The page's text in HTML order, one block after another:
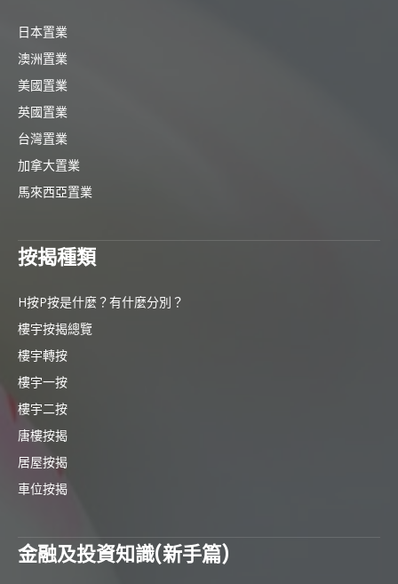
日本置業
澳洲置業
美國置業
英國置業
台灣置業
加拿大置業
馬來西亞置業
按揭種類
H按P按是什麼？有什麼分別？
樓宇按揭總覽
樓宇轉按
樓宇一按
樓宇二按
唐樓按揭
居屋按揭
車位按揭
金融及投資知識(新手篇)